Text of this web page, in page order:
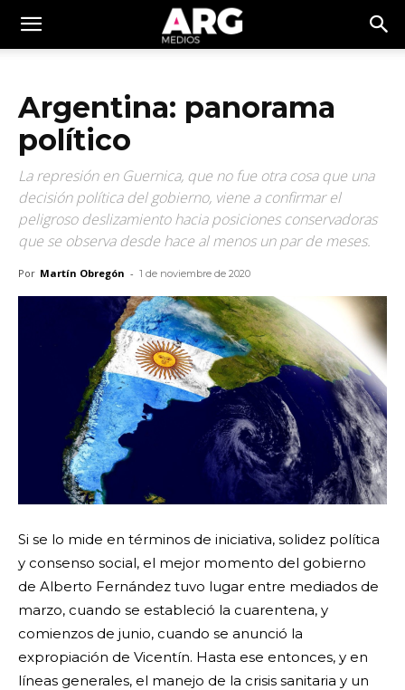
Argentina: panorama
político
La represión en Guernica, que no fue otra cosa que una
decisión política del gobierno, viene a confirmar el
peligroso deslizamiento hacia posiciones conservadoras
que se observa desde hace al menos un par de meses.
Por Martín Obregón - 1 de noviembre de 2020
Si se lo mide en términos de iniciativa, solidez política
y consenso social, el mejor momento del gobierno
de Alberto Fernández tuvo lugar entre mediados de
marzo, cuando se estableció la cuarentena, y
comienzos de junio, cuando se anunció la
expropiación de Vicentín. Hasta ese entonces, y en
líneas generales, el manejo de la crisis sanitaria y un